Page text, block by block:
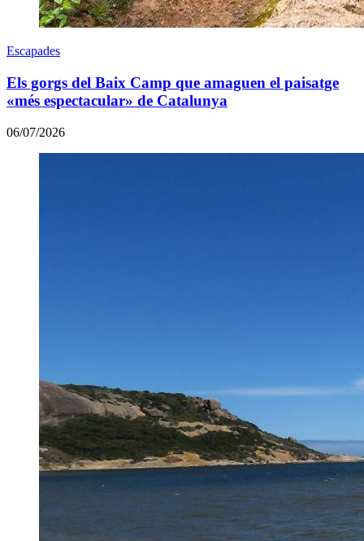
Escapades
Els gorgs del Baix Camp que amaguen el paisatge
«més espectacular» de Catalunya
06/07/2026